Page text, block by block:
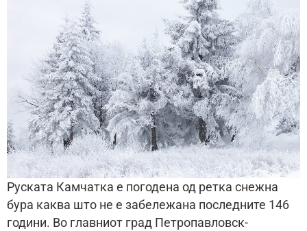
Руската Камчатка е погодена од ретка снежна
бура каква што не е забележана последните 146
години. Во главниот град Петропавловск-